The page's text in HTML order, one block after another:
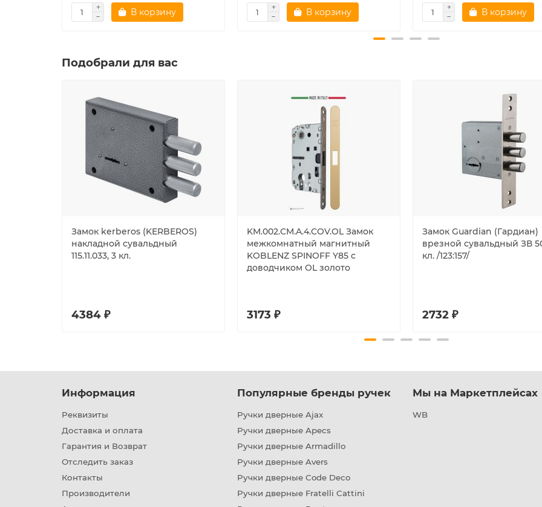
В корзину В корзину В корзину
Подобрали для вас
Замок kerberos (KERBEROS)
накладной сувальдный
115.11.033, 3 кл.
4384 ₽
KM.002.CM.A.4.COV.OL Замок
межкомнатный магнитный
KOBLENZ SPINOFF Y85 с
доводчиком OL золото
3173 ₽
Замок Guardian (Гардиан)
врезной сувальдный ЗВ
кл. /123:157/
2732 ₽
Информация
Реквизиты
Доставка и оплата
Гарантия и Возврат
Отследить заказ
Контакты
Производители
Популярные бренды ручек
Ручки дверные Ajax
Ручки дверные Apecs
Ручки дверные Armadillo
Ручки дверные Avers
Ручки дверные Code Deco
Ручки дверные Fratelli Cattini
Мы на Маркетплейсах
WB